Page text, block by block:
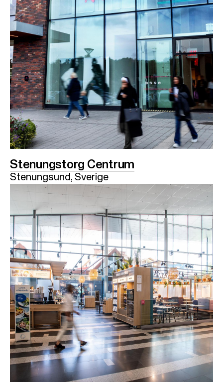
Stenungstorg Centrum
Stenungsund, Sverige